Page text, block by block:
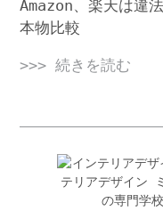
Amazon、楽天は違
本物比較
>>> 続きを読む